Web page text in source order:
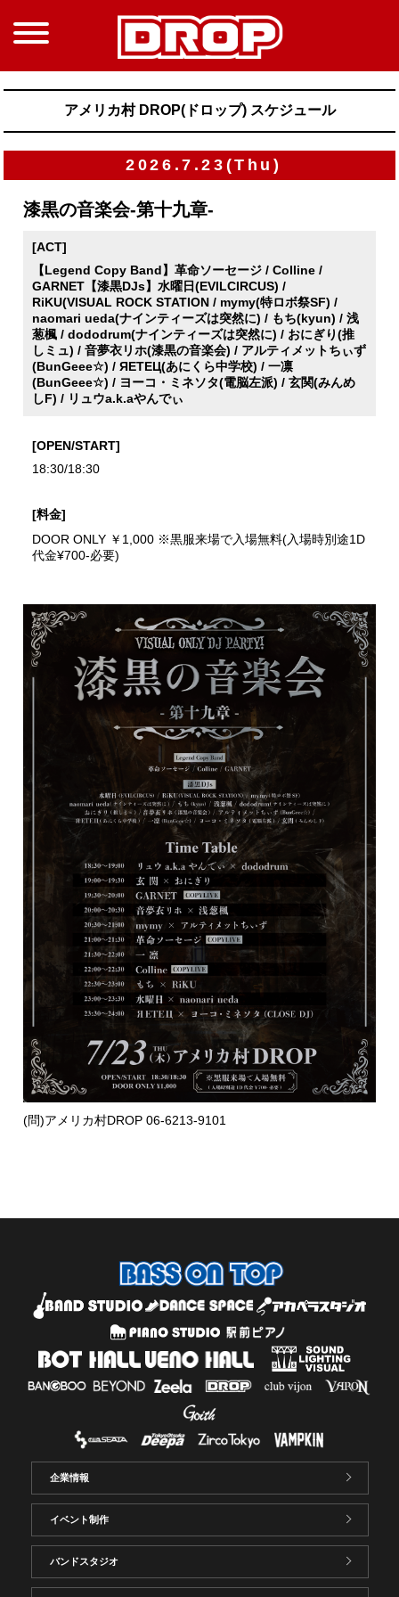
アメリカ村 DROP(ドロップ) スケジュール
2026.7.23(Thu)
漆黒の音楽会-第十九章-
[ACT]
【Legend Copy Band】革命ソーセージ / Colline /
GARNET【漆黒DJs】水曜日(EVILCIRCUS) /
RiKU(VISUAL ROCK STATION / mymy(特ロボ祭SF) /
naomari ueda(ナインティーズは突然に) / もち(kyun) / 浅
葱楓 / dododrum(ナインティーズは突然に) / おにぎり(推
しミュ) / 音夢衣リホ(漆黒の音楽会) / アルティメットちぃず
(BunGeee☆) / ЯETEЦ(あにくら中学校) / 一凛
(BunGeee☆) / ヨーコ・ミネソタ(電脳左派) / 玄関(みんめ
しF) / リュウa.k.aやんでぃ
[OPEN/START]
18:30/18:30
[料金]
DOOR ONLY ￥1,000 ※黒服来場で入場無料(入場時別途1D
代金¥700-必要)
(問)アメリカ村DROP 06-6213-9101
企業情報
イベント制作
バンドスタジオ